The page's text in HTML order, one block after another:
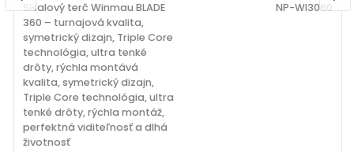
Sisalový terč Winmau BLADE
360 – turnajová kvalita,
symetrický dizajn, Triple Core
technológia, ultra tenké
drôty, rýchla montává
kvalita, symetrický dizajn,
Triple Core technológia, ultra
tenké drôty, rýchla montáž,
perfektná viditeľnosť a dlhá
životnosť
NP-WI3060